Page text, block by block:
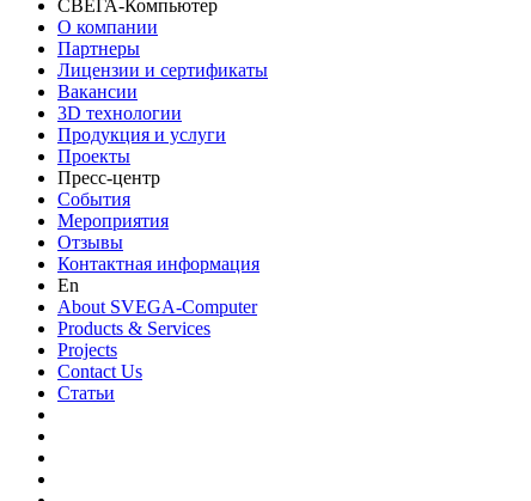
СВЕГА-Компьютер
О компании
Партнеры
Лицензии и сертификаты
Вакансии
3D технологии
Продукция и услуги
Проекты
Пресс-центр
События
Мероприятия
Отзывы
Контактная информация
En
About SVEGA-Computer
Products & Services
Projects
Contact Us
Статьи